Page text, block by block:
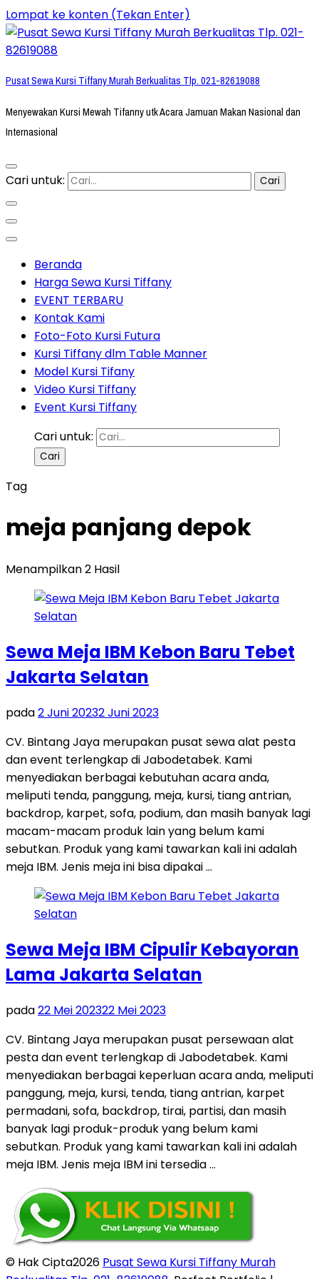
Lompat ke konten (Tekan Enter)
Pusat Sewa Kursi Tiffany Murah Berkualitas Tlp. 021-82619088
Menyewakan Kursi Mewah Tifanny utk Acara Jamuan Makan Nasional dan
Internasional
Cari untuk:
Beranda
Harga Sewa Kursi Tiffany
EVENT TERBARU
Kontak Kami
Foto-Foto Kursi Futura
Kursi Tiffany dlm Table Manner
Model Kursi Tifany
Video Kursi Tiffany
Event Kursi Tiffany
Cari untuk:
Tag
meja panjang depok
Menampilkan 2 Hasil
Sewa Meja IBM Kebon Baru Tebet
Jakarta Selatan
pada2 Juni 20232 Juni 2023
CV. Bintang Jaya merupakan pusat sewa alat pesta
dan event terlengkap di Jabodetabek. Kami
menyediakan berbagai kebutuhan acara anda,
meliputi tenda, panggung, meja, kursi, tiang antrian,
backdrop, karpet, sofa, podium, dan masih banyak lagi
macam-macam produk lain yang belum kami
sebutkan. Produk yang kami tawarkan kali ini adalah
meja IBM. Jenis meja ini bisa dipakai …
Sewa Meja IBM Cipulir Kebayoran
Lama Jakarta Selatan
pada22 Mei 202322 Mei 2023
CV. Bintang Jaya merupakan pusat persewaan alat
pesta dan event terlengkap di Jabodetabek. Kami
menyediakan berbagai keperluan acara anda, meliputi
panggung, meja, kursi, tenda, tiang antrian, karpet
permadani, sofa, backdrop, tirai, partisi, dan masih
banyak lagi produk-produk yang belum kami
sebutkan. Produk yang kami tawarkan kali ini adalah
meja IBM. Jenis meja IBM ini tersedia …
© Hak Cipta2026 Pusat Sewa Kursi Tiffany Murah